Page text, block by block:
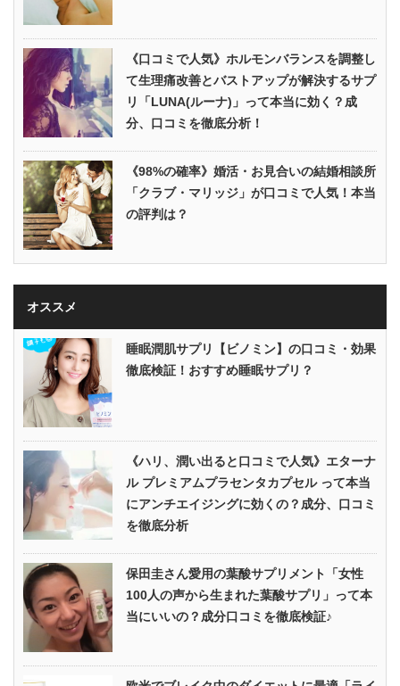
《口コミで人気》ホルモンバランスを調整し
て生理痛改善とバストアップが解決するサプ
リ「LUNA(ルーナ)」って本当に効く？成
分、口コミを徹底分析！
《98%の確率》婚活・お見合いの結婚相談所
「クラブ・マリッジ」が口コミで人気！本当
の評判は？
オススメ
睡眠潤肌サプリ【ビノミン】の口コミ・効果
徹底検証！おすすめ睡眠サプリ？
《ハリ、潤い出ると口コミで人気》エターナ
ル プレミアムプラセンタカプセル って本当
にアンチエイジングに効くの？成分、口コミ
を徹底分析
保田圭さん愛用の葉酸サプリメント「女性
100人の声から生まれた葉酸サプリ」って本
当にいいの？成分口コミを徹底検証♪